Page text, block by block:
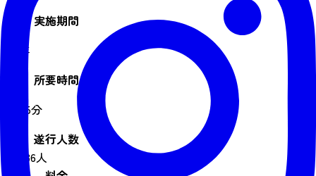
実施期間
通年
所要時間
約45分
遂行人数
1 ~ 36人